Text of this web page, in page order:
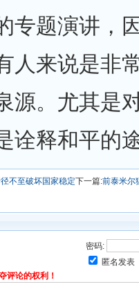
专题演讲，
人来说是非
源。尤其是
诠释和平的
不至破坏国家稳定下一篇:前泰米尔
密码:
匿名发表
评论的权利！